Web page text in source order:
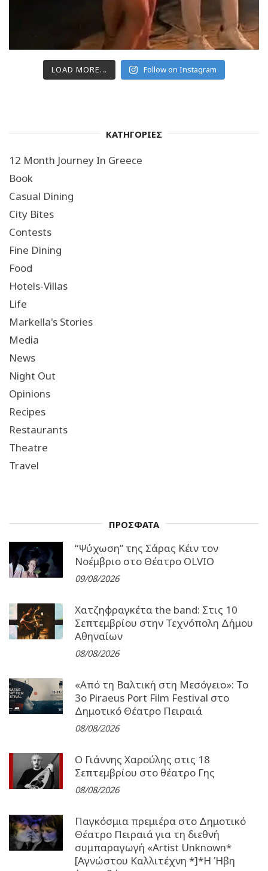
LOAD MORE... Follow on Instagram
ΚΑΤΗΓΟΡΙΕΣ
12 Month Journey In Greece
Book
Casual Dining
City Bites
Contests
Fine Dining
Food
Hotels-Villas
Life
Markella's Stories
Media
News
Night Out
Opinions
Recipes
Restaurants
Theatre
Travel
ΠΡΟΣΦΑΤΑ
“Ψύχωση” της Σάρας Κέιν τον
Νοέμβριο στο Θέατρο OLVIO
09/08/2026
Χατζηφραγκέτα the band: Στις 10
Σεπτεμβρίου στην Τεχνόπολη Δήμου
Αθηναίων
08/08/2026
«Από τη Βαλτική στη Μεσόγειο»: Το
3o Piraeus Port Film Festival στο
Δημοτικό Θέατρο Πειραιά
08/08/2026
Ο Γιάννης Χαρούλης στις 18
Σεπτεμβρίου στο θέατρο Γης
08/08/2026
Παγκόσμια πρεμιέρα στο Δημοτικό
Θέατρο Πειραιά για τη διεθνή
συμπαραγωγή «Artist Unknown*
[Αγνώστου Καλλιτέχνη *]*Η Ήβη